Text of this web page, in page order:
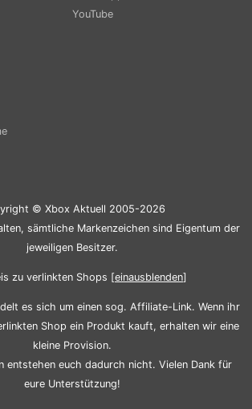
YouTube
© Xbox Aktuell 2005-2026
sämtliche Markenzeichen sind Eigentum der
jeweiligen Besitzer.
zu verlinkten Shops [einausblenden]
es sich um einen sog. Affiliate-Link. Wenn ihr
Shop ein Produkt kauft, erhalten wir eine
kleine Provision.
entstehen euch dadurch nicht. Vielen Dank für
eure Unterstützung!